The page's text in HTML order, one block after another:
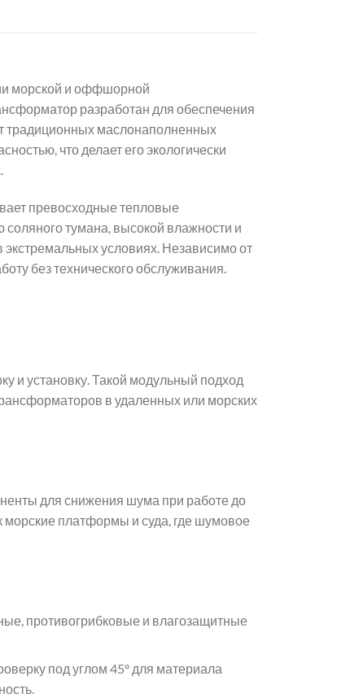
морской и оффшорной
разработан для обеспечения
традиционных маслонаполненных
что делает его экологически
превосходные тепловые
тумана, высокой влажности и
условиях. Независимо от
без технического обслуживания.
и установку. Такой модульный подход
в удаленных или морских
для снижения шума при работе до
морские платформы и суда, где шумовое
противогрибковые и влагозащитные
под углом 45° для материала